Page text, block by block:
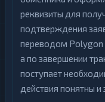
реквизиты для
подтверждения
переводом Polygon
а по завершении
поступает
действия понятны